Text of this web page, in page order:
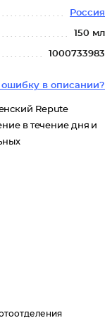
Россия
150 мл
1000733983
в описании?
Repute
в течение дня и